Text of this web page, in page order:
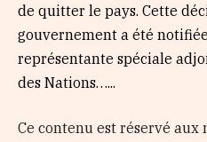
de quitter le pays. Cette
gouvernement a été
représentante spéciale
des Nations…...
Ce contenu est réservé